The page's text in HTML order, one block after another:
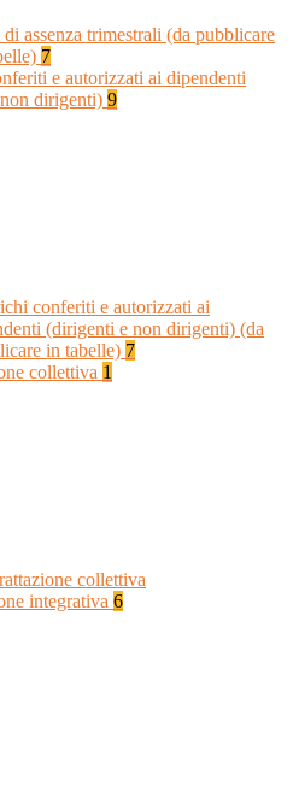
di assenza trimestrali (da pubblicare
7
e autorizzati ai dipendenti
dirigenti) 9
conferiti e autorizzati ai
(dirigenti e non dirigenti) (da
in tabelle) 7
collettiva 1
collettiva
integrativa 6